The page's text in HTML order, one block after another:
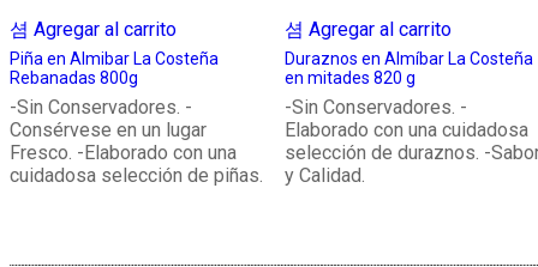
Agregar al carrito
Piña en Almibar La Costeña
Rebanadas 800g
-Sin Conservadores. -
Consérvese en un lugar
Fresco. -Elaborado con una
cuidadosa selección de piñas.
Agregar al carrito
Duraznos en Almíbar La Costeña
en mitades 820 g
-Sin Conservadores. -
Elaborado con una cuidadosa
selección de duraznos. -
y Calidad.